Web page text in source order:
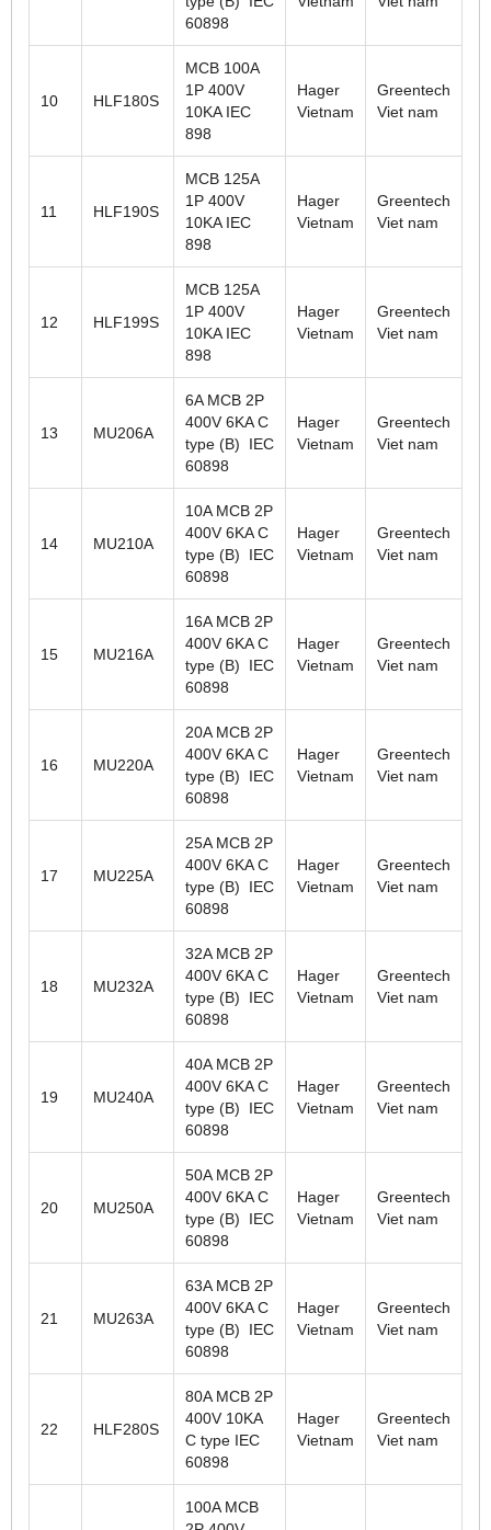
60898
10 HLF180S
MCB 100A
1P 400V
10KA IEC
898
Hager
Vietnam
Greentech
Viet nam
11 HLF190S
MCB 125A
1P 400V
10KA IEC
898
Hager
Vietnam
Greentech
Viet nam
12 HLF199S
MCB 125A
1P 400V
10KA IEC
898
Hager
Vietnam
Greentech
Viet nam
13 MU206A
6A MCB 2P
400V 6KA C
type (B) IEC
60898
Hager
Vietnam
Greentech
Viet nam
14 MU210A
10A MCB 2P
400V 6KA C
type (B) IEC
60898
Hager
Vietnam
Greentech
Viet nam
15 MU216A
16A MCB 2P
400V 6KA C
type (B) IEC
60898
Hager
Vietnam
Greentech
Viet nam
16 MU220A
20A MCB 2P
400V 6KA C
type (B) IEC
60898
Hager
Vietnam
Greentech
Viet nam
17 MU225A
25A MCB 2P
400V 6KA C
type (B) IEC
60898
Hager
Vietnam
Greentech
Viet nam
18 MU232A
32A MCB 2P
400V 6KA C
type (B) IEC
60898
Hager
Vietnam
Greentech
Viet nam
19 MU240A
40A MCB 2P
400V 6KA C
type (B) IEC
60898
Hager
Vietnam
Greentech
Viet nam
20 MU250A
50A MCB 2P
400V 6KA C
type (B) IEC
60898
Hager
Vietnam
Greentech
Viet nam
21 MU263A
63A MCB 2P
400V 6KA C
type (B) IEC
60898
Hager
Vietnam
Greentech
Viet nam
22 HLF280S
80A MCB 2P
400V 10KA
C type IEC
60898
Hager
Vietnam
Greentech
Viet nam
100A MCB